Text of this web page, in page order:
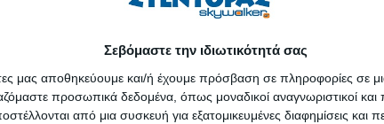
Σεβόμαστε την ιδιωτικότητά σας
μας αποθηκεύουμε και/ή έχουμε πρόσβαση σε πληροφορίες σε
προσωπικά δεδομένα, όπως μοναδικοί αναγνωριστικοί
από μια συσκευή για εξατομικευμένες διαφημίσεις και
εμβολιασμού κατά της covid-19 για την ηλικιακή ομάδα 55 -
για την ηλικιακή ομάδα 50 - 54. Υπενθυμίζεται ότι
υψηλού (ομάδα Α) και αυξημένου (ομάδα Β) κινδύνου και
των εμβολίων από τις εταιρείες, το επόμενο διάστημα θα